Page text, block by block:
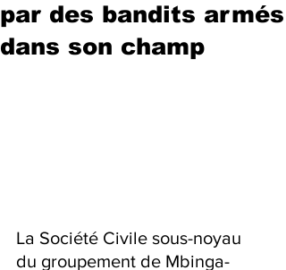
par des bandits armés
dans son champ
La Société Civile sous-noyau
du groupement de Mbinga-